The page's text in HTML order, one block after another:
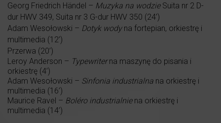
Georg Friedrich Händel – Muzyka na wodzieSuita nr 2 D-
dur HWV 349, Suita nr 3 G-dur HWV 350 (24’)
Adam Wesołowski – Dotyk wodyna fortepian, orkiestrę i
multimedia (12’)
Przerwa (20’)
Leroy Anderson – Typewriterna maszynę do pisania i
orkiestrę (4’)
Adam Wesołowski – Sinfonia industrialna na orkiestrę i
multimedia (16’)
Maurice Ravel – Boléro industrialniena orkiestrę i
multimedia (14’)